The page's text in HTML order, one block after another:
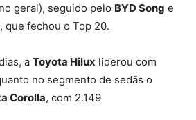
geral), seguido pelo BYD Song e
, que fechou o Top 20.
a Toyota Hilux liderou com
no segmento de sedãs o
Corolla, com 2.149